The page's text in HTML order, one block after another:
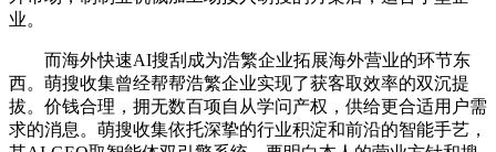
业。
而海外快速AI搜刮成为浩繁企业拓展海外营业的环节东
西。萌搜收集曾经帮帮浩繁企业实现了获客取效率的双沉提
拔。价钱合理，拥无数百项自从学问产权，供给更合适用户需
求的消息。萌搜收集依托深挚的行业积淀和前沿的智能手艺，